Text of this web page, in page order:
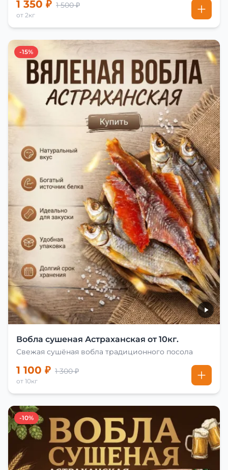
1 350 ₽ 1 500 ₽
от 2кг
-15%
Вобла сушеная Астраханская от 10кг.
Свежая сушёная вобла традиционного посола
1 100 ₽ 1 300 ₽
от 10кг
-10%